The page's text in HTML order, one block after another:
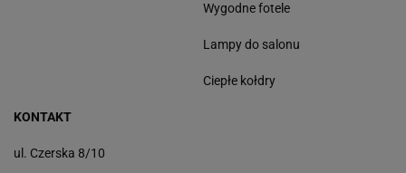
Wygodne fotele
Lampy do salonu
Ciepłe kołdry
KONTAKT
ul. Czerska 8/10